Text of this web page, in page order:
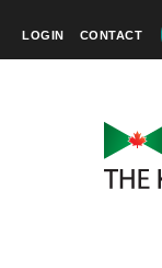
LOGIN CONTACT